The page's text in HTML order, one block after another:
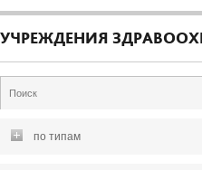
УЧРЕЖДЕНИЯ
по типам